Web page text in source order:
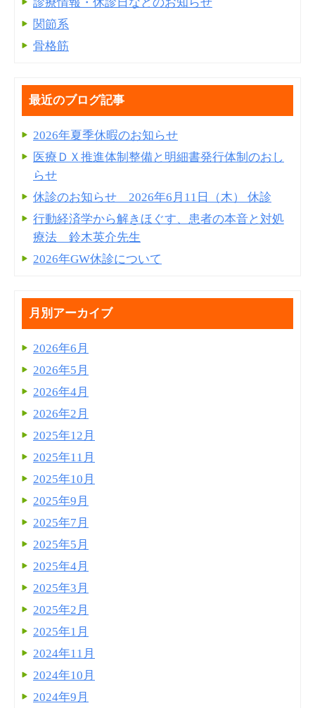
関節系
骨格筋
最近のブログ記事
2026年夏季休暇のお知らせ
医療ＤＸ推進体制整備と明細書発⾏体制のおし
らせ
休診のお知らせ 2026年6月11日（木） 休診
行動経済学から解きほぐす、患者の本音と対処
療法 鈴木英介先生
2026年GW休診について
月別アーカイブ
2026年6月
2026年5月
2026年4月
2026年2月
2025年12月
2025年11月
2025年10月
2025年9月
2025年7月
2025年5月
2025年4月
2025年3月
2025年2月
2025年1月
2024年11月
2024年10月
2024年9月